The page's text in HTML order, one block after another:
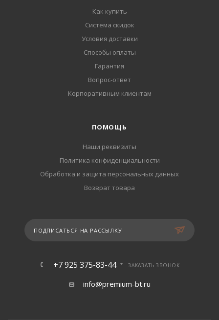
Как купить
Система скидок
Условия доставки
Способы оплаты
Гарантия
Вопрос-ответ
Корпоративным клиентам
ПОМОЩЬ
Наши реквизиты
Политика конфиденциальности
Обработка и защита персональных данных
Возврат товара
ПОДПИСАТЬСЯ НА РАССЫЛКУ
+7 925 375-83-44 ЗАКАЗАТЬ ЗВОНОК
info@premium-bt.ru